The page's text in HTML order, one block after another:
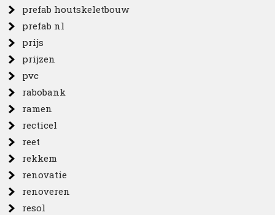
prefab houtskeletbouw
prefab nl
prijs
prijzen
pvc
rabobank
ramen
recticel
reet
rekkem
renovatie
renoveren
resol